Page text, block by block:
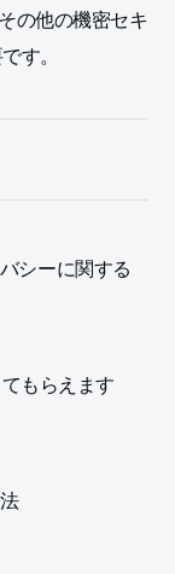
の他の機密セキ
す。
シーに関する
もらえます